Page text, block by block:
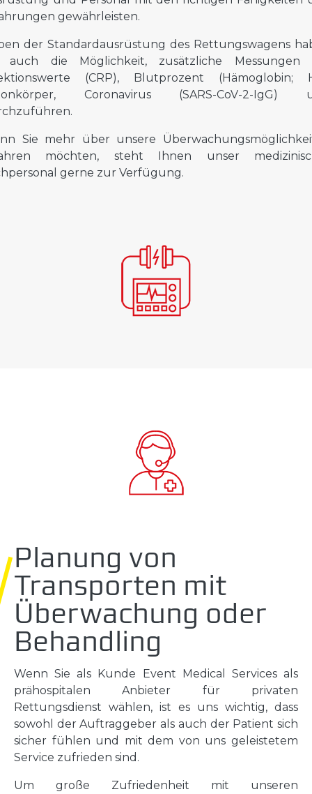
gewährleisten.
der Standardausrüstung des Rettungswagens
auch die Möglichkeit, zusätzliche Messungen
(CRP), Blutprozent (Hämoglobin;
Coronavirus (SARS-CoV-2-IgG)
Sie mehr über unsere
möchten, steht Ihnen unser
gerne zur Verfügung.
Planung von
Transporten mit
Überwachung oder
Behandling
Wenn Sie als Kunde Event Medical Services als
prähospitalen Anbieter für privaten
Rettungsdienst wählen, ist es uns wichtig, dass
sowohl der Auftraggeber als auch der Patient sich
sicher fühlen und mit dem von uns geleistetem
Service zufrieden sind.
Um große Zufriedenheit mit unseren